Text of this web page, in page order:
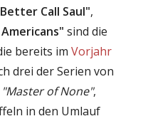
Call Saul",
sind die
bereits im Vorjahr
drei der Serien von
"Master of None",
in den Umlauf